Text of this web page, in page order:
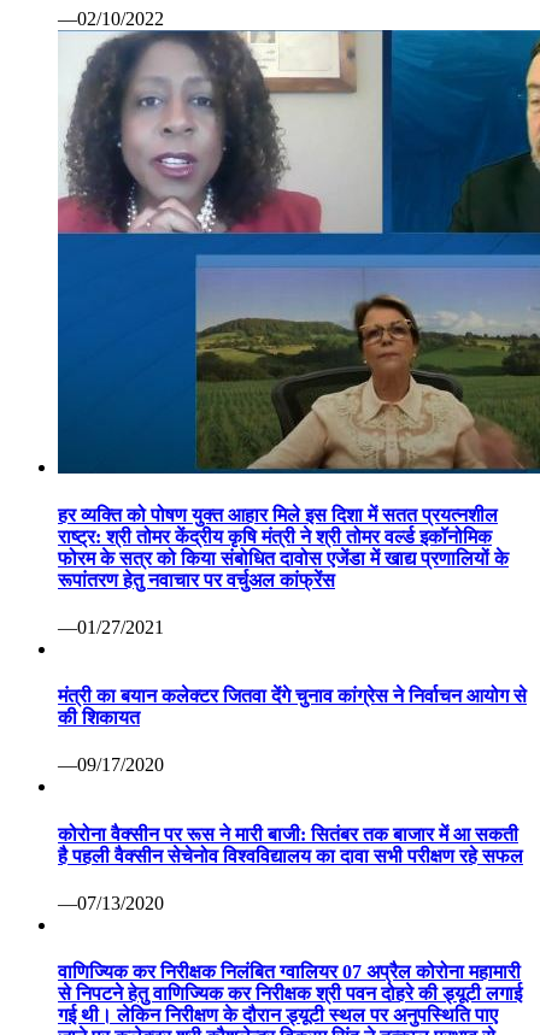
—02/10/2022
हर व्यक्ति को पोषण युक्त आहार मिले इस दिशा में सतत प्रयत्नशील
राष्ट्र: श्री तोमर केंद्रीय कृषि मंत्री ने श्री तोमर वर्ल्ड इकॉनोमिक
फोरम के सत्र को किया संबोधित दावोस एजेंडा में खाद्य प्रणालियों के
रूपांतरण हेतु नवाचार पर वर्चुअल कांफ्रेंस
—01/27/2021
मंत्री का बयान कलेक्टर जितवा देंगे चुनाव कांग्रेस ने निर्वाचन आयोग से
की शिकायत
—09/17/2020
कोरोना वैक्सीन पर रूस ने मारी बाजी: सितंबर तक बाजार में आ सकती
है पहली वैक्सीन सेचेनोव विश्वविद्यालय का दावा सभी परीक्षण रहे सफल
—07/13/2020
वाणिज्यिक कर निरीक्षक निलंबित ग्वालियर 07 अप्रैल कोरोना महामारी
से निपटने हेतु वाणिज्यिक कर निरीक्षक श्री पवन दोहरे की ड्यूटी लगाई
गई थी। लेकिन निरीक्षण के दौरान ड्यूटी स्थल पर अनुपस्थिति पाए